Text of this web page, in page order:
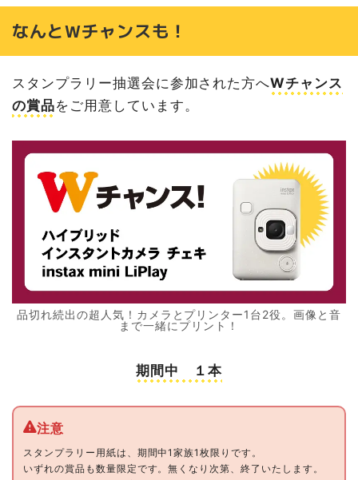
なんとWチャンスも！
スタンプラリー抽選会に参加された方へWチャンス
の賞品をご用意しています。
品切れ続出の超人気！カメラとプリンター1台2役。画像と音
まで一緒にプリント！
期間中 １本
スタンプラリー用紙は、期間中1家族1枚限りです。
いずれの賞品も数量限定です。無くなり次第、終了いたします。